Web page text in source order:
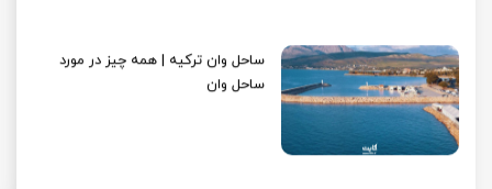
ساحل وان ترکیه | همه چیز در مورد
ساحل وان